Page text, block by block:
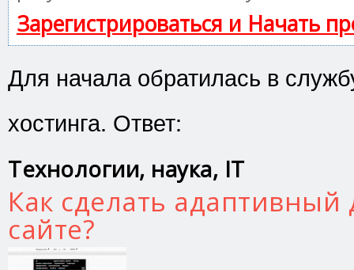
Зарегистрироваться и Начать
Для начала обратилась в
хостинга. Ответ:
Технологии, наука, IT
Как сделать
сайте?